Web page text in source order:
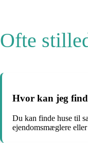
Ofte
Hvor kan jeg
Du kan finde huse til
ejendomsmæglere